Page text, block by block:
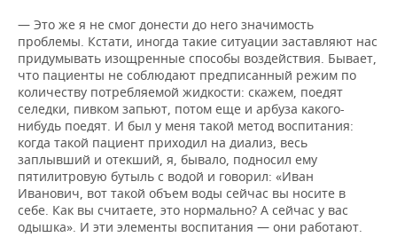
— Это же я не смог донести до него значимость
проблемы. Кстати, иногда такие ситуации заставляют нас
придумывать изощренные способы воздействия. Бывает,
что пациенты не соблюдают предписанный режим по
количеству потребляемой жидкости: скажем, поедят
селедки, пивком запьют, потом еще и арбуза какого-
нибудь поедят. И был у меня такой метод воспитания:
когда такой пациент приходил на диализ, весь
заплывший и отекший, я, бывало, подносил ему
пятилитровую бутыль с водой и говорил: «Иван
Иванович, вот такой объем воды сейчас вы носите в
себе. Как вы считаете, это нормально? А сейчас у вас
одышка». И эти элементы воспитания — они работают.